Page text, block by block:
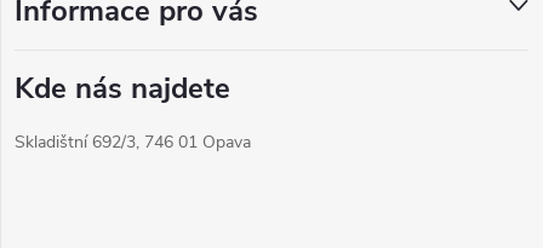
Informace pro vás
Kde nás najdete
Skladištní 692/3, 746 01 Opava